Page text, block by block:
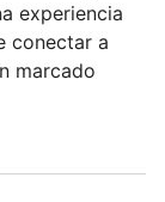
experiencia
conectar a
marcado